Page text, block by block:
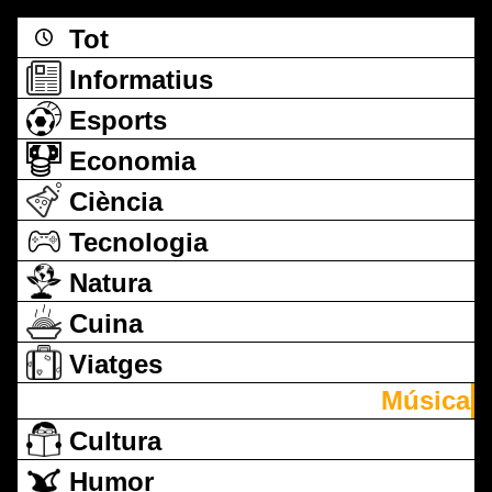
Tot
Informatius
Esports
Economia
Ciència
Tecnologia
Natura
Cuina
Viatges
Música
Cultura
Humor